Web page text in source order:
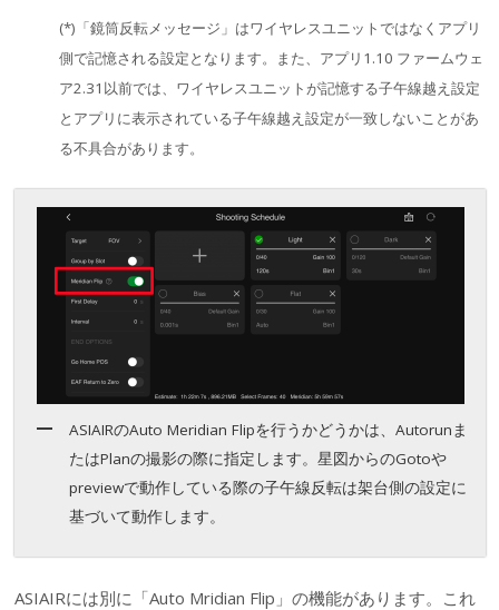
(*)「鏡筒反転メッセージ」はワイヤレスユニットではなくアプリ
側で記憶される設定となります。また、アプリ1.10 ファームウェ
ア2.31以前では、ワイヤレスユニットが記憶する子午線越え設定
とアプリに表示されている子午線越え設定が一致しないことがあ
る不具合があります。
ASIAIRのAuto Meridian Flipを行うかどうかは、Autorunま
たはPlanの撮影の際に指定します。星図からのGotoや
previewで動作している際の子午線反転は架台側の設定に
基づいて動作します。
ASIAIRには別に「Auto Mridian Flip」の機能があります。これ